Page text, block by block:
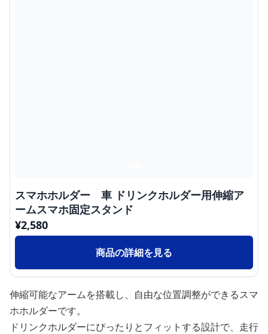
スマホホルダー 車 ドリンクホルダー用伸縮ア
ームスマホ固定スタンド
¥2,580
商品の詳細を見る
伸縮可能なアームを搭載し、自由な位置調整ができるスマ
ホホルダーです。
ドリンクホルダーにぴったりとフィットする設計で、走行